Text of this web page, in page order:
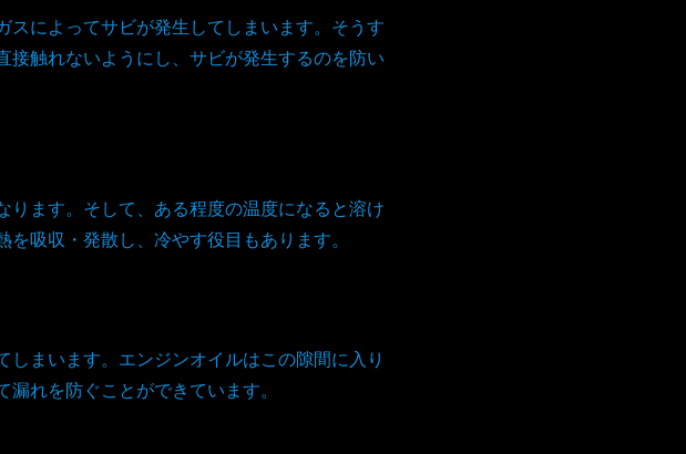
によってサビが発生してしまいます。そうす
触れないようにし、サビが発生するのを防い
ます。そして、ある程度の温度になると溶け
吸収・発散し、冷やす役目もあります。
まいます。エンジンオイルはこの隙間に入り
れを防ぐことができています。